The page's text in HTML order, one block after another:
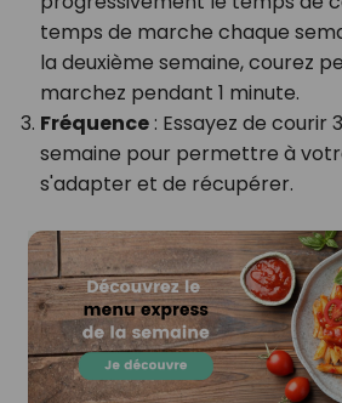
temps de marche chaque
la deuxième semaine, courez
marchez pendant 1 minute.
Fréquence: Essayez de courir
semaine pour permettre à
s'adapter et de récupérer.